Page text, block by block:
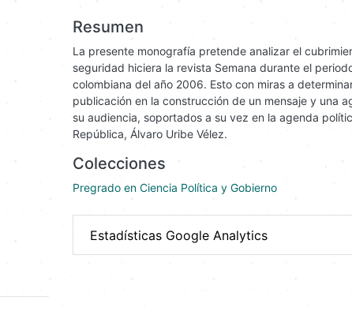
Resumen
La presente monografía pretende analizar el
seguridad hiciera la revista Semana durante el
colombiana del año 2006. Esto con miras a
publicación en la construcción de un mensaje y una
su audiencia, soportados a su vez en la agenda
República, Álvaro Uribe Vélez.
Colecciones
Pregrado en Ciencia Política y Gobierno
Estadísticas Google Analytics